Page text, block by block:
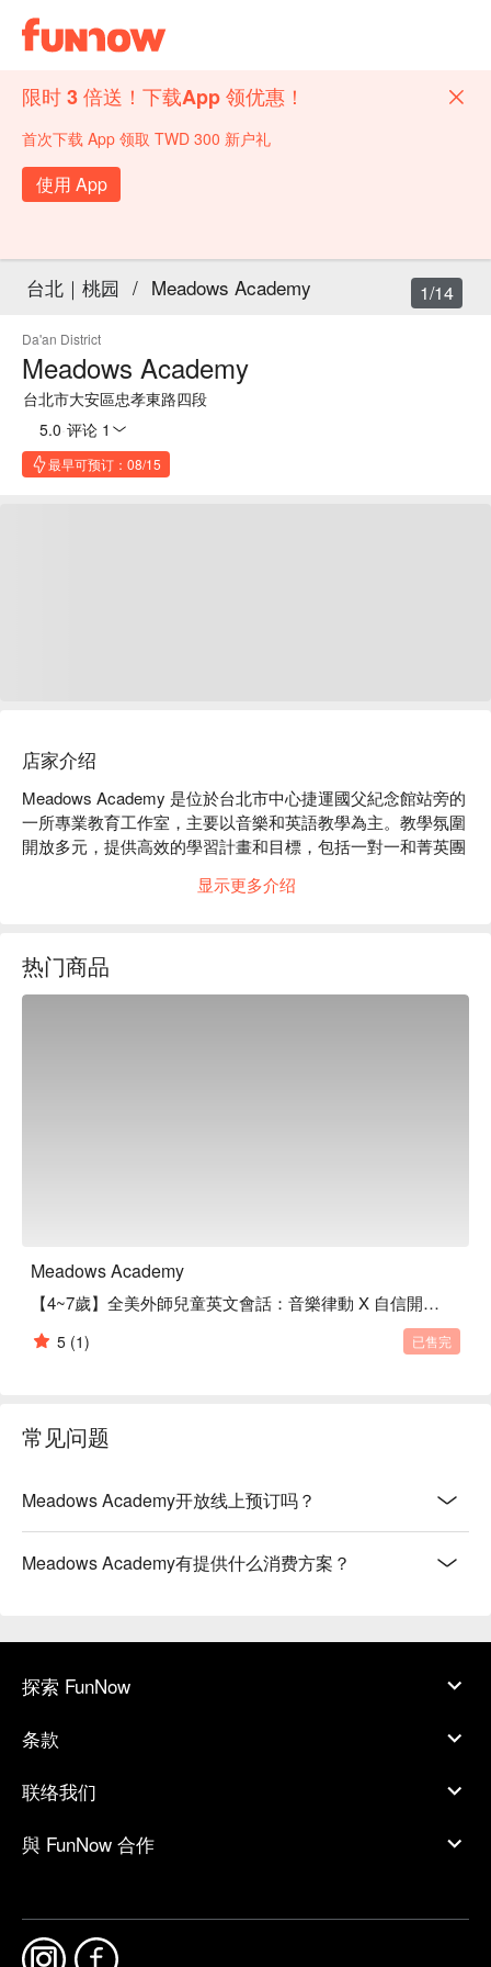
限时 3 倍送！下载App 领优惠！
首次下载 App 领取 TWD 300 新户礼
使用 App
台北｜桃园 / Meadows Academy
Da'an District
Meadows Academy
台北市大安區忠孝東路四段
5.0 评论 1
最早可预订：08/15
1/14
店家介绍
Meadows Academy 是位於台北市中心捷運國父紀念館站旁的
一所專業教育工作室，主要以音樂和英語教學為主。教學氛圍
開放多元，提供高效的學習計畫和目標，包括一對一和菁英團
的學生，從幼兒到成人以及樂活退休族都能在這裡獲得自信和
显示更多介绍
热门商品
Meadows Academy
【4~7歲】全美外師兒童英文會話：音樂律動 X 自信開口說英語
5 (1) 已售完
常见问题
Meadows Academy开放线上预订吗？
Meadows Academy有提供什么消费方案？
探索 FunNow
条款
联络我们
與 FunNow 合作